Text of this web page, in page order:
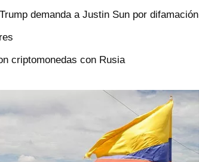
demanda a Justin Sun por difamación
criptomonedas con Rusia